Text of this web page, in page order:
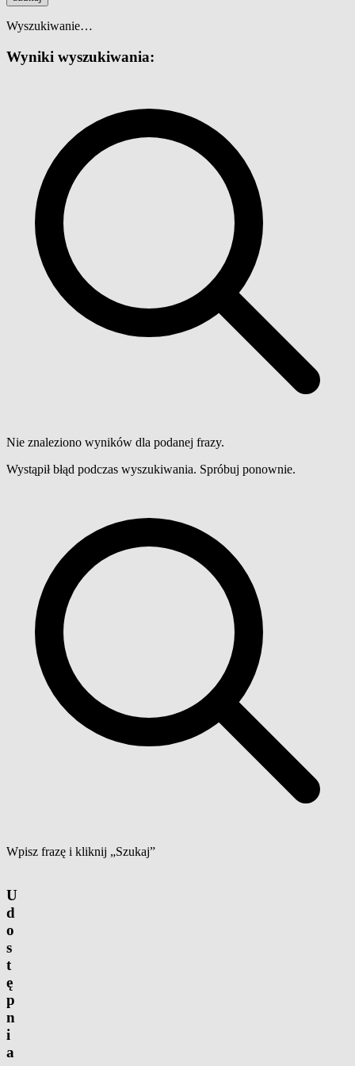
Wyszukiwanie…
Wyniki wyszukiwania:
Nie znaleziono wyników dla podanej frazy.
Wystąpił błąd podczas wyszukiwania. Spróbuj ponownie.
Wpisz frazę i kliknij „Szukaj”
U
d
o
s
t
ę
p
n
i
a